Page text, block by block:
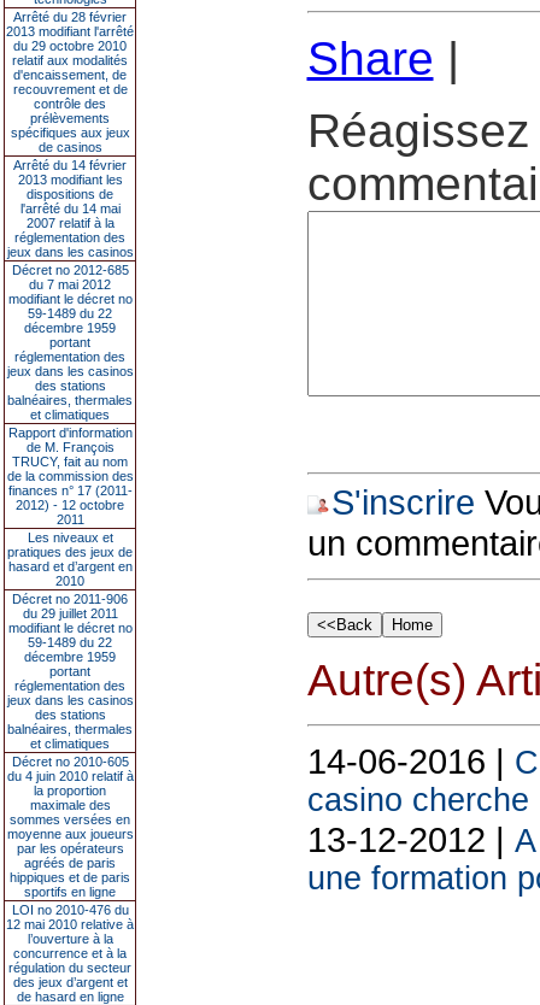
Arrêté du 28 février
2013 modifiant l'arrêté
du 29 octobre 2010
relatif aux modalités
d'encaissement, de
recouvrement et de
contrôle des
prélèvements
spécifiques aux jeux
de casinos
Arrêté du 14 février
2013 modifiant les
dispositions de
l'arrêté du 14 mai
2007 relatif à la
réglementation des
jeux dans les casinos
Décret no 2012-685
du 7 mai 2012
modifiant le décret no
59-1489 du 22
décembre 1959
portant
réglementation des
jeux dans les casinos
des stations
balnéaires, thermales
et climatiques
Rapport d'information
de M. François
TRUCY, fait au nom
de la commission des
finances n° 17 (2011-
2012) - 12 octobre
2011
Les niveaux et
pratiques des jeux de
hasard et d’argent en
2010
Décret no 2011-906
du 29 juillet 2011
modifiant le décret no
59-1489 du 22
décembre 1959
portant
réglementation des
jeux dans les casinos
des stations
balnéaires, thermales
et climatiques
Décret no 2010-605
du 4 juin 2010 relatif à
la proportion
maximale des
sommes versées en
moyenne aux joueurs
par les opérateurs
agréés de paris
hippiques et de paris
sportifs en ligne
LOI no 2010-476 du
12 mai 2010 relative à
l’ouverture à la
concurrence et à la
régulation du secteur
des jeux d’argent et
de hasard en ligne
Share |
S'inscrire
un
Autre(s)
14-06-2016 |
casino cherche
13-12-2012 |
une formation